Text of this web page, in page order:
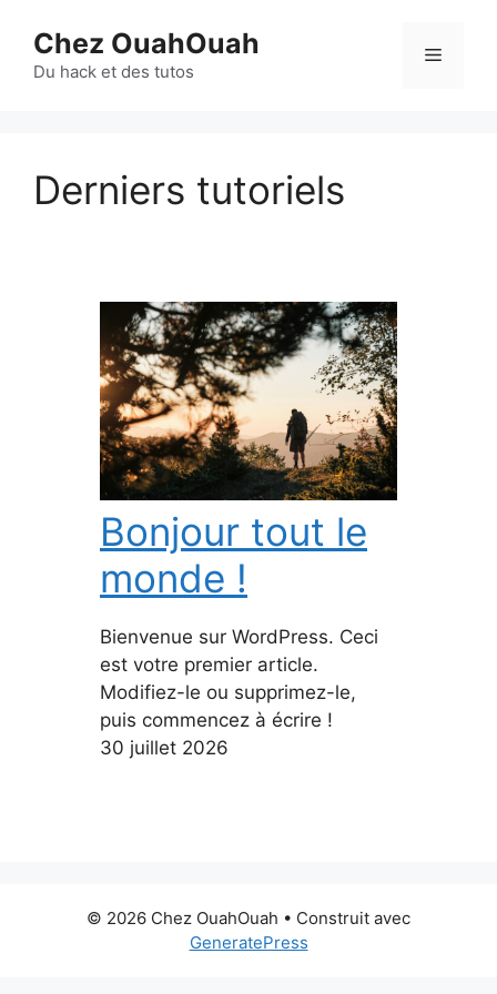
contenu
Chez OuahOuah
Du hack et des tutos
Menu
Derniers tutoriels
Bonjour tout le
monde !
Bienvenue sur WordPress. Ceci
est votre premier article.
Modifiez-le ou supprimez-le,
puis commencez à écrire !
30 juillet 2026
© 2026 Chez OuahOuah • Construit avec
GeneratePress